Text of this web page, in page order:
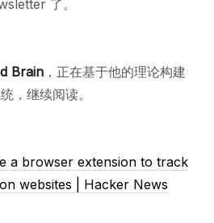
了。
Brain ，正在基于他的理论构建
，继续阅读。
a browser extension to track
websites | Hacker News